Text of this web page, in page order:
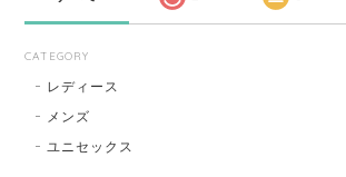
CATEGORY
レディース
メンズ
ユニセックス